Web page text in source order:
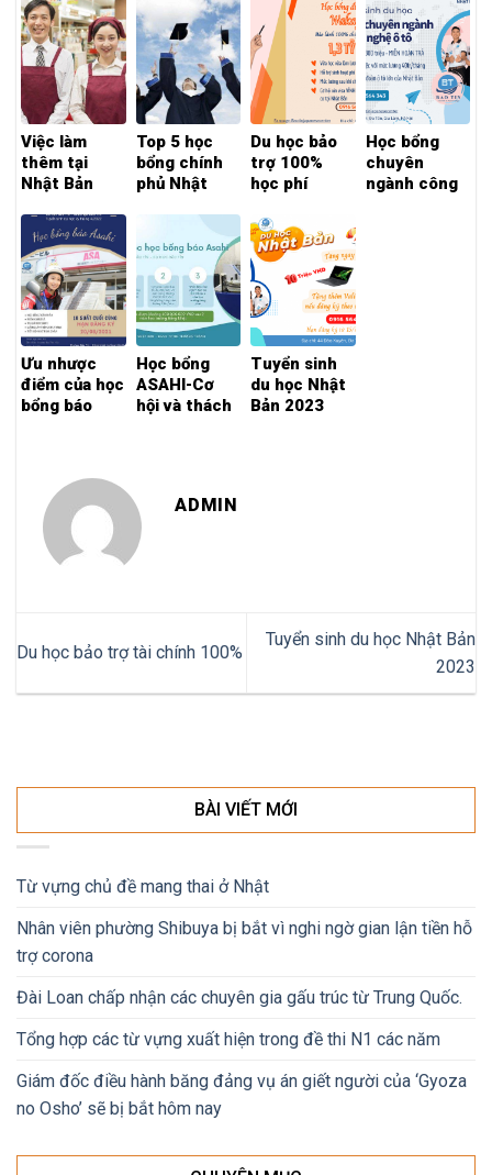
Việc làm
thêm tại
Nhật Bản
Top 5 học
bổng chính
phủ Nhật
Du học bảo
trợ 100%
học phí
Học bổng
chuyên
ngành công
Ưu nhược
điểm của học
bổng báo
Học bổng
ASAHI-Cơ
hội và thách
Tuyển sinh
du học Nhật
Bản 2023
ADMIN
Du học bảo trợ tài chính 100%
Tuyển sinh du học Nhật Bản
2023
BÀI VIẾT MỚI
Từ vựng chủ đề mang thai ở Nhật
Nhân viên phường Shibuya bị bắt vì nghi ngờ gian lận tiền hỗ
trợ corona
Đài Loan chấp nhận các chuyên gia gấu trúc từ Trung Quốc.
Tổng hợp các từ vựng xuất hiện trong đề thi N1 các năm
Giám đốc điều hành băng đảng vụ án giết người của ‘Gyoza
no Osho’ sẽ bị bắt hôm nay